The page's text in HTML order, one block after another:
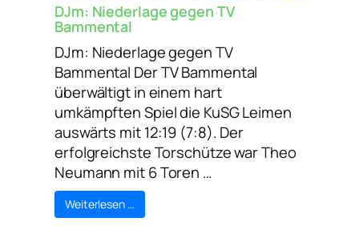
DJm: Niederlage gegen TV
Bammental
DJm: Niederlage gegen TV
Bammental Der TV Bammental
überwältigt in einem hart
umkämpften Spiel die KuSG Leimen
auswärts mit 12:19 (7:8). Der
erfolgreichste Torschütze war Theo
Neumann mit 6 Toren …
Weiterlesen …